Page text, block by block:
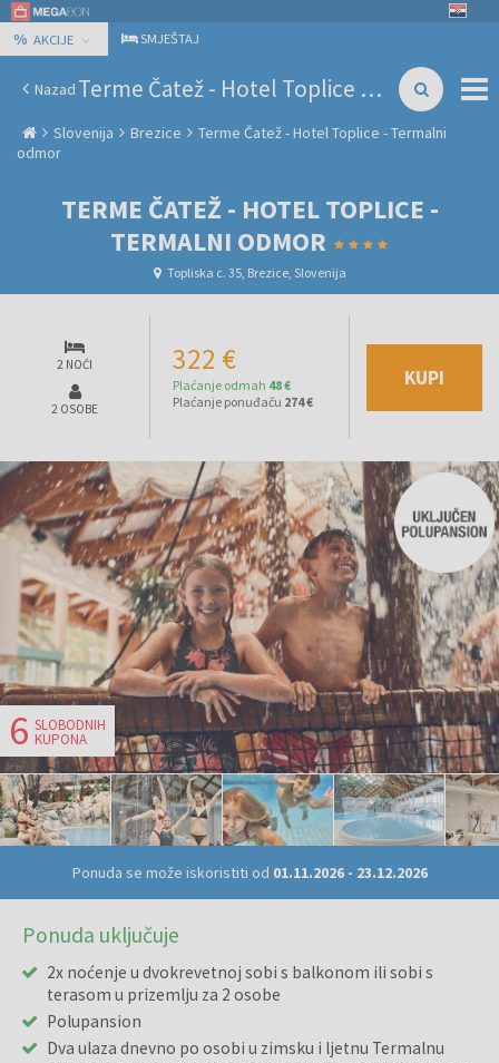
% AKCIJE SMJEŠTAJ
Nazad Terme Čatež - Hotel Toplice - Termalni odmor
Slovenija Brezice
Terme Čatež - Hotel Toplice - Termalni
odmor
TERME ČATEŽ - HOTEL TOPLICE -
TERMALNI ODMOR
Topliska c. 35, Brezice, Slovenija
2 NOĆI
2 OSOBE
322 €
Plaćanje odmah 48 €
Plaćanje ponuđaču 274 €
KUPI
6 SLOBODNIH
KUPONA
Ponuda se može iskoristiti od 01.11.2026- 23.12.2026
Ponuda uključuje
2x noćenje u dvokrevetnoj sobi s balkonom ili sobi s
terasom u prizemlju za 2 osobe
Polupansion
Dva ulaza dnevno po osobi u zimsku i ljetnu Termalnu